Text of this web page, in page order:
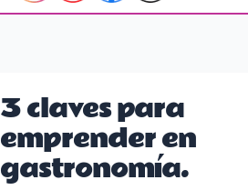
3 claves para
emprender en
gastronomía.
3
claves
para
emprender